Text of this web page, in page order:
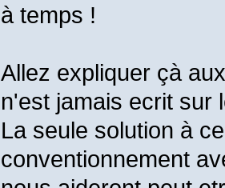
à temps !
Allez expliquer çà
n'est jamais ecrit sur
La seule solution à
conventionnement